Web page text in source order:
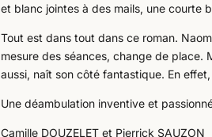
et blanc jointes à des mails, une courte
Tout est dans tout dans ce roman.
mesure des séances, change de place.
aussi, naît son côté fantastique. En
Une déambulation inventive et
Camille DOUZELET et Pierrick SAUZON